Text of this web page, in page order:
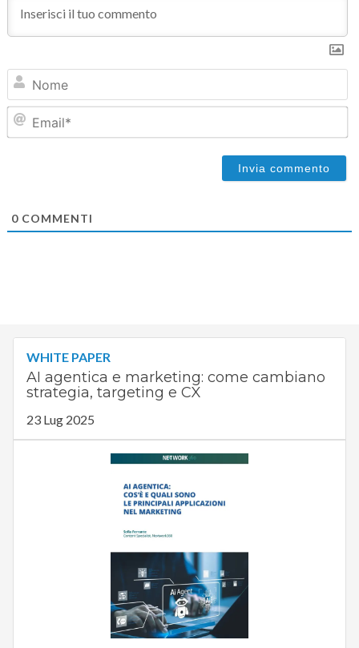
0COMMENTI
WHITE PAPER
AI agentica e marketing: come cambiano
strategia, targeting e CX
23 Lug 2025